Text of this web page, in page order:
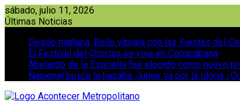
Saltar
al
sábado, julio 11, 2026
Últimas Noticias
Desde mañana, Bello vibrará con las Fiestas del
El Festival del Chorizo se vive en Copacabana
Abelardo de la Espriella fue elegido como nuevo
Nacional busca la hazaña, Junior va por la gloria